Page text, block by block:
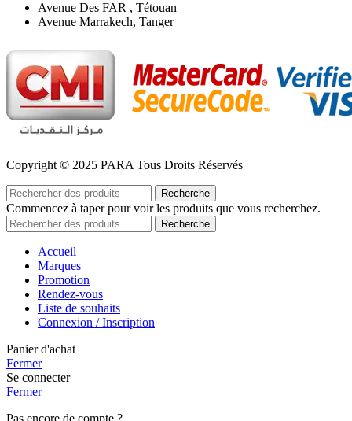
Avenue Des FAR , Tétouan
Avenue Marrakech, Tanger
Copyright © 2025 PARA Tous Droits Réservés
Recherche
Commencez à taper pour voir les produits que vous recherchez.
Recherche
Accueil
Marques
Promotion
Rendez-vous
Liste de souhaits
Connexion / Inscription
Panier d'achat
Fermer
Se connecter
Fermer
Pas encore de compte ?